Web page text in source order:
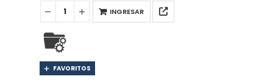
INGRESAR
FAVORITOS